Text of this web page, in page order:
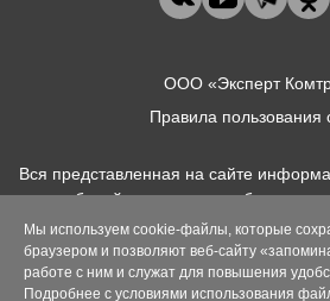
ООО «Эксперт
Правила пользования
Вся представленная на сайте
автомобилей и сервисного
информационный характер и не
офертой, определяемой положениями
получения подробной информации
Мы используем cookie-файлы, которые
браузером и позволяют веб-сайту
работе с ним и служат для повышения
Подробнее с условиями использования